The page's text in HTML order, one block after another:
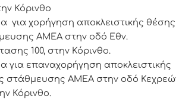
Κόρινθο
για χορήγηση αποκλειστικής
ΑΜΕΑ στην οδό Εθν.
100, στην Κόρινθο.
για επαναχορήγηση αποκλειστικής
στάθμευσης ΑΜΕΑ στην οδό
Κόρινθο.